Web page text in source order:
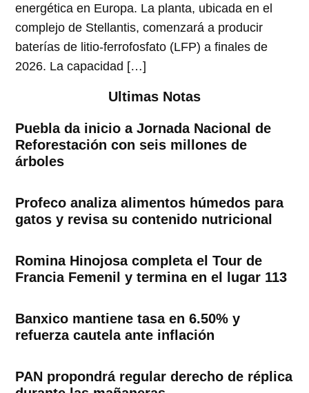
energética en Europa. La planta, ubicada en el
complejo de Stellantis, comenzará a producir
baterías de litio-ferrofosfato (LFP) a finales de
2026. La capacidad […]
Ultimas Notas
Puebla da inicio a Jornada Nacional de
Reforestación con seis millones de
árboles
Profeco analiza alimentos húmedos para
gatos y revisa su contenido nutricional
Romina Hinojosa completa el Tour de
Francia Femenil y termina en el lugar 113
Banxico mantiene tasa en 6.50% y
refuerza cautela ante inflación
PAN propondrá regular derecho de réplica